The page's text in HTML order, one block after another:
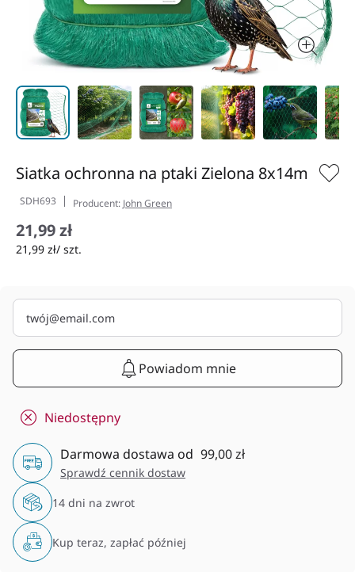
Siatka ochronna na ptaki Zielona 8x14m
SDH693 Producent: John Green
21,99 zł
21,99 zł/ szt.
Powiadom mnie
Niedostępny
Darmowa dostawa od 99,00 zł
Sprawdź cennik dostaw
14 dni na zwrot
Kup teraz, zapłać później